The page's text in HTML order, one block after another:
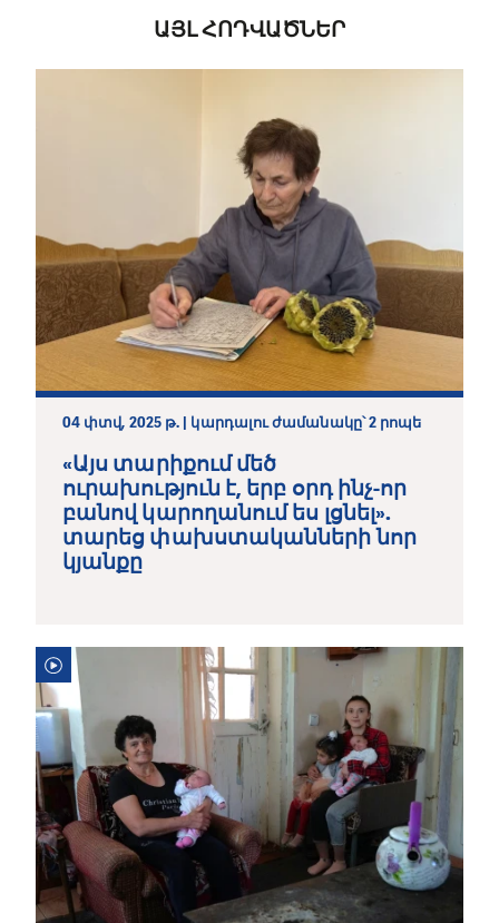
ԱՅԼ ՀՈԴՎԱԾՆԵՐ
04 փտվ, 2025 թ. | կարդալու ժամանակը՝ 2 րոպե
«Այս տարիքում մեծ
ուրախություն է, երբ օրդ ինչ-որ
բանով կարողանում ես լցնել».
տարեց փախստականների նոր
կյանքը